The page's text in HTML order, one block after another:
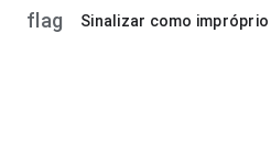
flag Sinalizar como impróprio